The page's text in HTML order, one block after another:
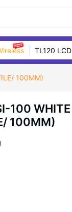
TL120 LCD
100MM)
100 WHITE
100MM)